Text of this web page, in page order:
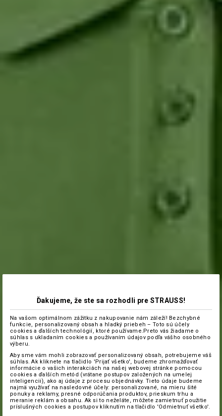
Ďakujeme, že ste sa rozhodli pre STRAUSS!
Na vašom optimálnom zážitku z nakupovanie nám záleží! Bezchybné
funkcie, personalizovaný obsah a hladký priebeh – Toto sú účely
cookies a ďalších technológií, ktoré používame.Preto vás žiadame o
súhlas s ukladaním cookies a používaním údajov podľa vášho osobného
výberu.
Aby sme vám mohli zobrazovať personalizovaný obsah, potrebujeme váš
súhlas. Ak kliknete na tlačidlo 'Prijať všetko', budeme zhromažďovať
informácie o vašich interakciách na našej webovej stránke pomocou
cookies a ďalších metód (vrátane postupov založených na umelej
inteligencii), ako aj údaje z procesu objednávky. Tieto údaje budeme
najmä využívať na nasledovné účely: personalizované, na mieru šité
ponuky a reklamy, presné odporúčania produktov, prieskum trhu a
meranie reklám a obsahu. Ak si to neželáte, môžete zamietnuť použitie
príslušných cookies a postupov kliknutím na tlačidlo 'Odmietnuť všetko'.